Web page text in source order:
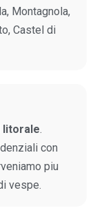
Montagnola,
Castel di
litorale.
con
piu
vespe.